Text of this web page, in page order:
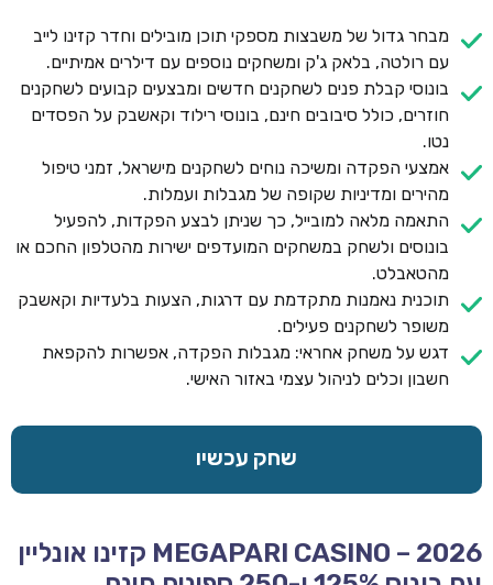
מבחר גדול של משבצות מספקי תוכן מובילים וחדר קזינו לייב
עם רולטה, בלאק ג'ק ומשחקים נוספים עם דילרים אמיתיים.
בונוסי קבלת פנים לשחקנים חדשים ומבצעים קבועים לשחקנים
חוזרים, כולל סיבובים חינם, בונוסי רילוד וקאשבק על הפסדים
נטו.
אמצעי הפקדה ומשיכה נוחים לשחקנים מישראל, זמני טיפול
מהירים ומדיניות שקופה של מגבלות ועמלות.
התאמה מלאה למובייל, כך שניתן לבצע הפקדות, להפעיל
בונוסים ולשחק במשחקים המועדפים ישירות מהטלפון החכם או
מהטאבלט.
תוכנית נאמנות מתקדמת עם דרגות, הצעות בלעדיות וקאשבק
משופר לשחקנים פעילים.
דגש על משחק אחראי: מגבלות הפקדה, אפשרות להקפאת
חשבון וכלים לניהול עצמי באזור האישי.
שחק עכשיו
MEGAPARI CASINO – 2026 קזינו אונליין